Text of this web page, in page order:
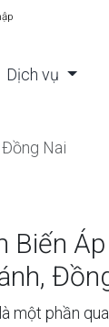
Dịch vụ
Nai
Biến
một phần